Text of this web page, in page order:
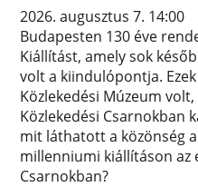
2026. augusztus 7. 14:00
Budapesten 130 éve
Kiállítást, amely sok
volt a kiindulópontja. Ezek
Közlekedési Múzeum
Közlekedési Csarnokban
mit láthatott a közönség
millenniumi kiállításon az
Csarnokban?